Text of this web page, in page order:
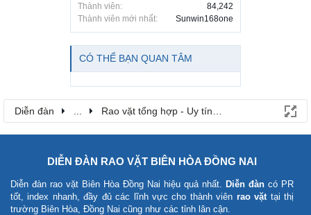
Thành viên:
84,242
Thành viên mới nhất:
Sunwin168one
CÓ THỂ BẠN QUAN TÂM
Diễn đàn Rao vặt tổng hợp - Uy tín - Miễn phí
DIỄN ĐÀN RAO VẶT BIÊN HÒA ĐỒNG NAI
Diễn đàn rao vặt Biên Hòa Đồng Nai hiệu quả nhất. Diễn đàn có PR
tốt, index nhanh, đầy đủ các lĩnh vực cho thành viên rao vặt tại thị
trường Biên Hòa, Đồng Nai cũng như các tỉnh lân cận.